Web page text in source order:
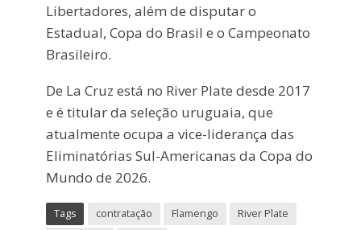
Libertadores, além de disputar o
Estadual, Copa do Brasil e o Campeonato
Brasileiro.
De La Cruz está no River Plate desde 2017
e é titular da seleção uruguaia, que
atualmente ocupa a vice-liderança das
Eliminatórias Sul-Americanas da Copa do
Mundo de 2026.
Tags contratação Flamengo
River Plate